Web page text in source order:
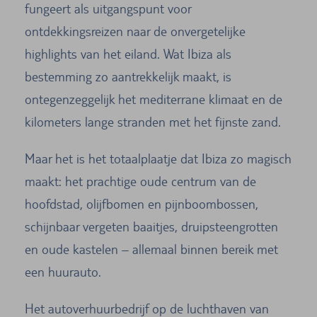
fungeert als uitgangspunt voor
ontdekkingsreizen naar de onvergetelijke
highlights van het eiland. Wat Ibiza als
bestemming zo aantrekkelijk maakt, is
ontegenzeggelijk het mediterrane klimaat en de
kilometers lange stranden met het fijnste zand.
Maar het is het totaalplaatje dat Ibiza zo magisch
maakt: het prachtige oude centrum van de
hoofdstad, olijfbomen en pijnboombossen,
schijnbaar vergeten baaitjes, druipsteengrotten
en oude kastelen – allemaal binnen bereik met
een huurauto.
Het autoverhuurbedrijf op de luchthaven van